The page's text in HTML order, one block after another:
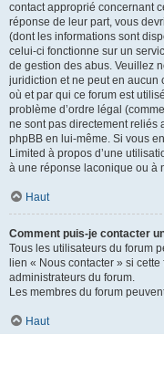
contact approprié concernant
réponse de leur part, vous
(dont les informations sont
celui-ci fonctionne sur un
de gestion des abus. Veuillez
juridiction et ne peut en aucun
où et par qui ce forum est
problème d’ordre légal
ne sont pas directement reliés
phpBB en lui-même. Si vous
Limited à propos d’une
à une réponse laconique ou à
Haut
Comment puis-je contacter
Tous les utilisateurs du forum
lien « Nous contacter » si
administrateurs du forum.
Les membres du forum
Haut